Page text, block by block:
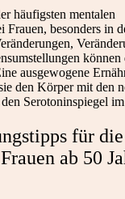
häufigsten mentalen
Frauen, besonders in
ausgewogene
den Körper mit den
Serotoninspiegel
für
ab 50